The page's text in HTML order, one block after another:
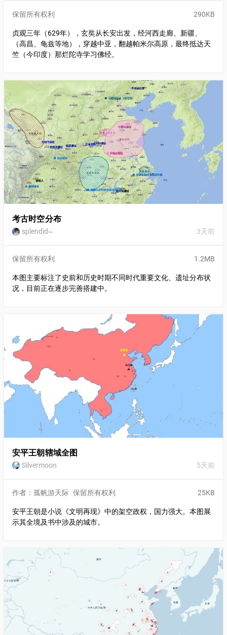
保留所有权利 290KB
贞观三年（629年），玄奘从长安出发，经河西走廊、新疆、
（高昌、龟兹等地），穿越中亚，翻越帕米尔高原，最终抵达天
竺（今印度）那烂陀寺学习佛经。
考古时空分布
splendid~ 3天前
保留所有权利 1.2MB
本图主要标注了史前和历史时期不同时代重要文化、遗址分布状
况，目前正在逐步完善搭建中。
安平王朝辖域全图
Silvermoon 5天前
作者：孤帆游天际 保留所有权利 25KB
安平王朝是小说《文明再现》中的架空政权，国力强大。本图展
示其全境及书中涉及的城市。